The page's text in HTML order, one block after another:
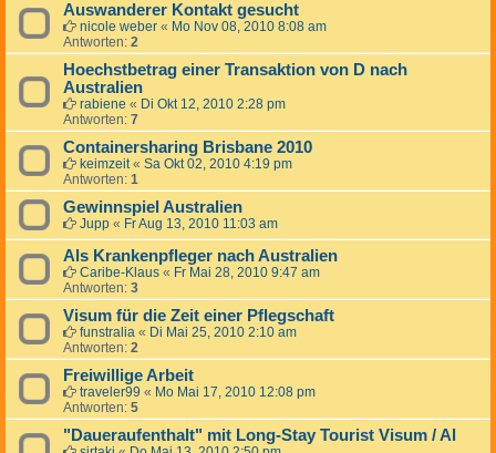
Auswanderer Kontakt gesucht
nicole weber « Mo Nov 08, 2010 8:08 am
Antworten: 2
Hoechstbetrag einer Transaktion von D nach
Australien
rabiene « Di Okt 12, 2010 2:28 pm
Antworten: 7
Containersharing Brisbane 2010
keimzeit« Sa Okt 02, 2010 4:19 pm
Antworten: 1
Gewinnspiel Australien
Jupp « Fr Aug 13, 2010 11:03 am
Als Krankenpfleger nach Australien
Caribe-Klaus « Fr Mai 28, 2010 9:47 am
Antworten: 3
Visum für die Zeit einer Pflegschaft
funstralia « Di Mai 25, 2010 2:10 am
Antworten: 2
Freiwillige Arbeit
traveler99 « Mo Mai 17, 2010 12:08 pm
Antworten: 5
"Daueraufenthalt" mit Long-Stay Tourist Visum / Al